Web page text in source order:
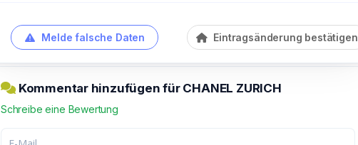
Melde falsche Daten Eintragsänderung bestätigen
Kommentar hinzufügen für CHANEL ZURICH
Schreibe eine Bewertung